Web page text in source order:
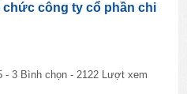
công ty cổ phần chi
-3 Bình chọn - 2122 Lượt xem